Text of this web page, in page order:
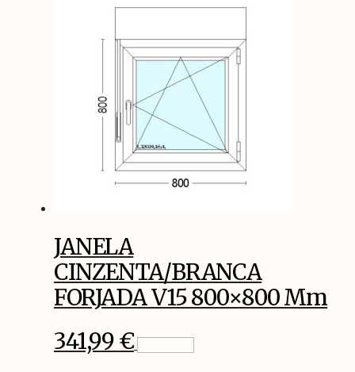
JANELA
CINZENTA/BRANCA
FORJADA V15 800×800 Mm
341,99€